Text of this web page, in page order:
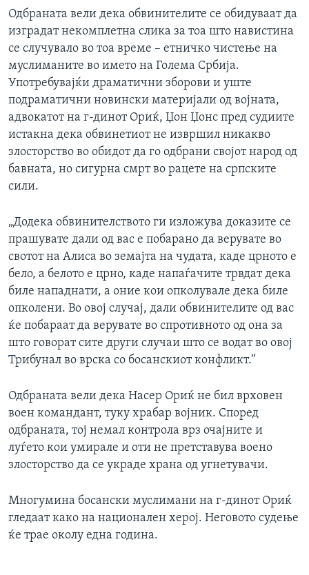
Одбраната вели дека обвинителите се обидуваат да
изградат некомплетна слика за тоа што навистина
се случувало во тоа време – етничко чистење на
муслиманите во името на Голема Србија.
Употребувајќи драматични зборови и уште
подраматични новински материјали од војната,
адвокатот на г-динот Ориќ, Џон Џонс пред судиите
истакна дека обвинетиот не извршил никакво
злосторство во обидот да го одбрани својот народ од
бавната, но сигурна смрт во рацете на српските
сили.
„Додека обвинителството ги изложува доказите се
прашувате дали од вас е побарано да верувате во
свотот на Алиса во земајта на чудата, каде црното е
бело, а белото е црно, каде напаѓачите трвдат дека
биле нападнати, а оние кои опколувале дека биле
опколени. Во овој случај, дали обвинителите од вас
ќе побараат да верувате во спротивното од она за
што говорат сите други случаи што се водат во овој
Трибунал во врска со босанскиот конфликт.“
Одбраната вели дека Насер Ориќ не бил врховен
воен командант, туку храбар војник. Според
одбраната, тој немал контрола врз очајните и
луѓето кои умирале и оти не претставува воено
злосторство да се украде храна од угнетувачи.
Многумина босански муслимани на г-динот Ориќ
гледаат како на национален херој. Неговото судење
ќе трае околу една година.